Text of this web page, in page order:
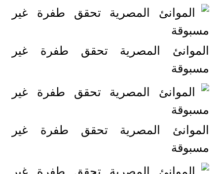
الموانئ المصرية تحقق طفرة غير
مسبوقة
الموانئ المصرية تحقق طفرة غير
مسبوقة